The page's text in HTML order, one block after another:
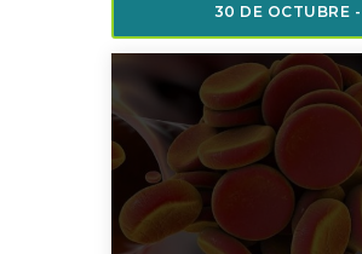
30 DE OCTUBRE